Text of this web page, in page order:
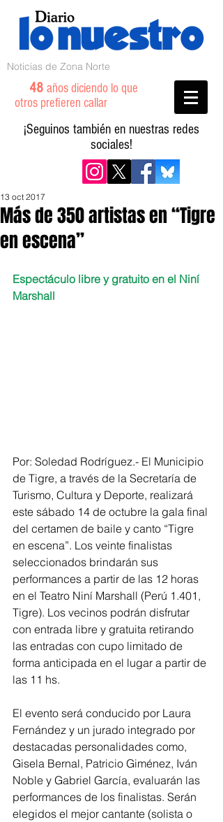
Noticias de Zona Norte
48 años diciendo lo que
otros prefieren callar
¡Seguinos también en nuestras redes
sociales!
Más de 350 artistas en “Tigre
en escena”
13 oct 2017
Espectáculo libre y gratuito en el Niní
Marshall
Por: Soledad Rodríguez.- El Municipio
de Tigre, a través de la Secretaría de
Turismo, Cultura y Deporte, realizará
este sábado 14 de octubre la gala final
del certamen de baile y canto “Tigre
en escena”. Los veinte finalistas
seleccionados brindarán sus
performances a partir de las 12 horas
en el Teatro Niní Marshall (Perú 1.401,
Tigre). Los vecinos podrán disfrutar
con entrada libre y gratuita retirando
las entradas con cupo limitado de
forma anticipada en el lugar a partir de
las 11 hs.
El evento será conducido por Laura
Fernández y un jurado integrado por
destacadas personalidades como,
Gisela Bernal, Patricio Giménez, Iván
Noble y Gabriel García, evaluarán las
performances de los finalistas. Serán
elegidos el mejor cantante (solista o